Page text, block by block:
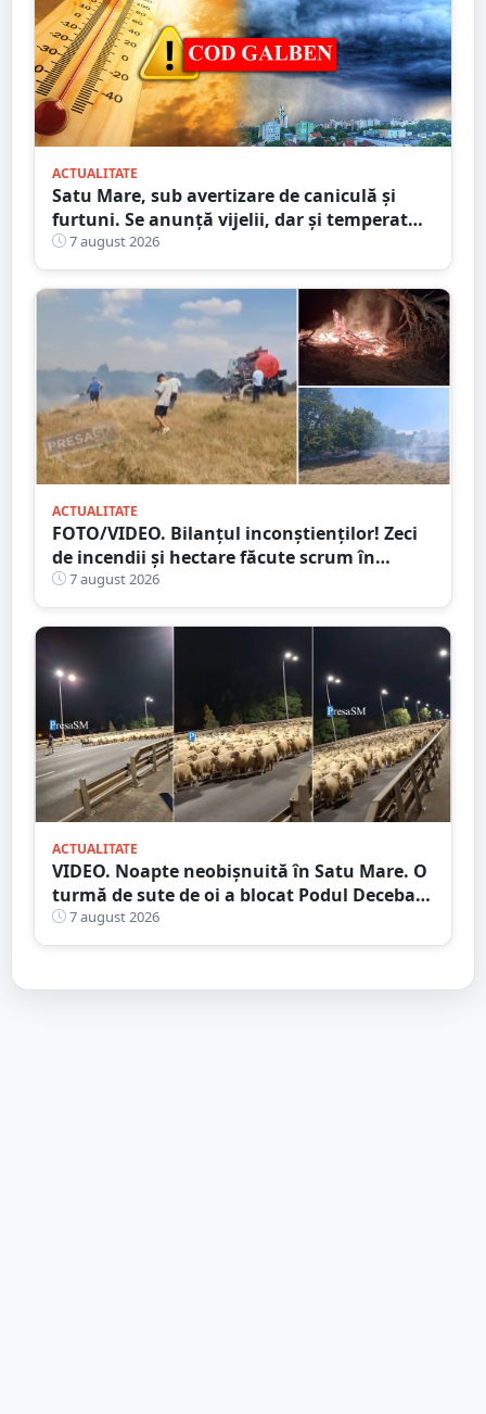
ACTUALITATE
Satu Mare, sub avertizare de caniculă și
furtuni. Se anunță vijelii, dar și temperaturi
ridicate. Avertizarea ANM
7 august 2026
ACTUALITATE
FOTO/VIDEO. Bilanțul inconștienților! Zeci
de incendii și hectare făcute scrum în
județul Satu Mare
7 august 2026
ACTUALITATE
VIDEO. Noapte neobișnuită în Satu Mare. O
turmă de sute de oi a blocat Podul Decebal.
Gest de apreciat al ciobanului
7 august 2026